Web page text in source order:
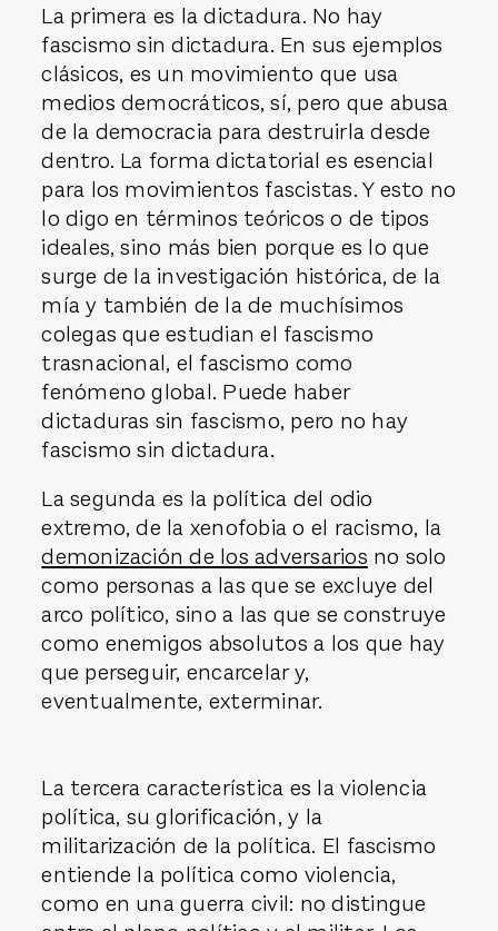
La primera es la dictadura. No hay
fascismo sin dictadura. En sus ejemplos
clásicos, es un movimiento que usa
medios democráticos, sí, pero que abusa
de la democracia para destruirla desde
dentro. La forma dictatorial es esencial
para los movimientos fascistas. Y esto no
lo digo en términos teóricos o de tipos
ideales, sino más bien porque es lo que
surge de la investigación histórica, de la
mía y también de la de muchísimos
colegas que estudian el fascismo
trasnacional, el fascismo como
fenómeno global. Puede haber
dictaduras sin fascismo, pero no hay
fascismo sin dictadura.
La segunda es la política del odio
extremo, de la xenofobia o el racismo, la
demonización de los adversarios no solo
como personas a las que se excluye del
arco político, sino a las que se construye
como enemigos absolutos a los que hay
que perseguir, encarcelar y,
eventualmente, exterminar.
La tercera característica es la violencia
política, su glorificación, y la
militarización de la política. El fascismo
entiende la política como violencia,
como en una guerra civil: no distingue